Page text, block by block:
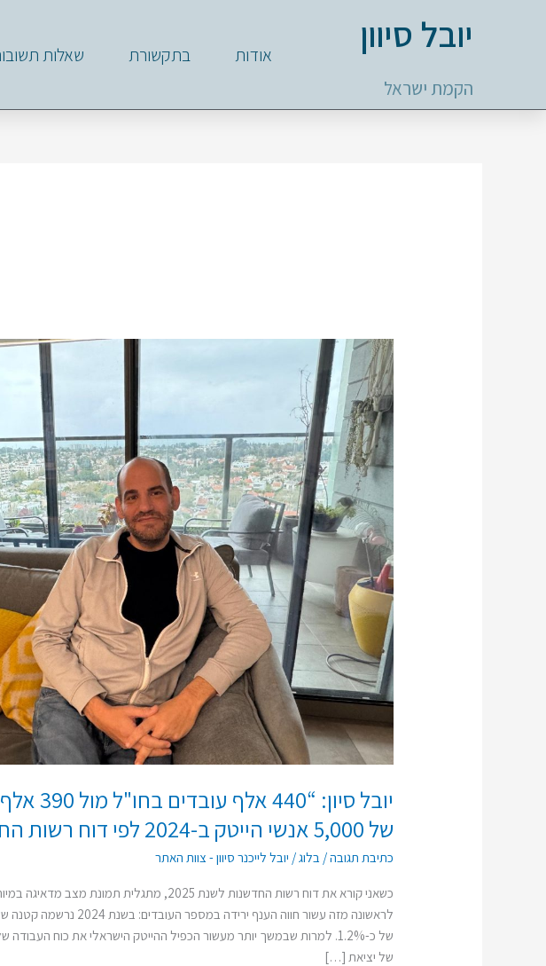
יובל סיוון
הקמת ישראל
אודות בתקשורת שאלות
יובל
של 5,000 אנשי הייטק ב-2024 לפי דוח רשות החדשנות
כתיבת תגובה/ בלוג / יובל לייכנר סיוון - צוות האתר
כשאני קורא את דוח רשות החדשנות לשנת 2025, מתגלית
של כ-1.2%. למרות שבמשך יותר מעשור הכפיל ההייטק הישראלי את כוח
של יציאת […]
יובל
סיון:
“440
אלף
עובדים
בחו"ל
מול
אלף
בישראל”
—
ירידה
של
5,000
אנשי
הייטק
ב-2024
לפי
דוח
רשות